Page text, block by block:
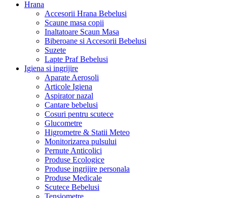
Hrana
Accesorii Hrana Bebelusi
Scaune masa copii
Inaltatoare Scaun Masa
Biberoane si Accesorii Bebelusi
Suzete
Lapte Praf Bebelusi
Igiena si ingrijire
Aparate Aerosoli
Articole Igiena
Aspirator nazal
Cantare bebelusi
Cosuri pentru scutece
Glucometre
Higrometre & Statii Meteo
Monitorizarea pulsului
Pernute Anticolici
Produse Ecologice
Produse ingrijire personala
Produse Medicale
Scutece Bebelusi